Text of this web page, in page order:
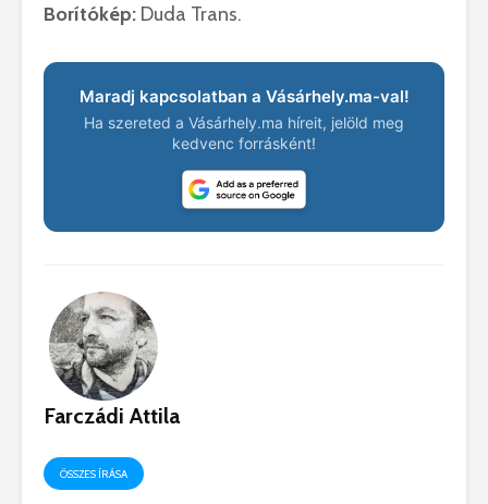
Borítókép: Duda Trans.
Maradj kapcsolatban a Vásárhely.ma-val!
Ha szereted a Vásárhely.ma híreit, jelöld meg
kedvenc forrásként!
Farczádi Attila
ÖSSZES ÍRÁSA